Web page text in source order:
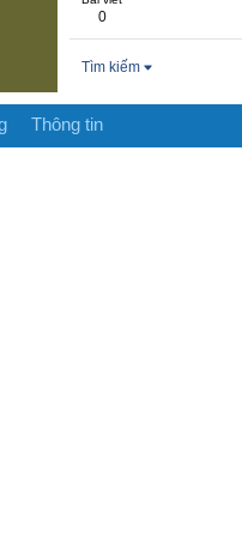
0
Tìm kiếm
Thông tin